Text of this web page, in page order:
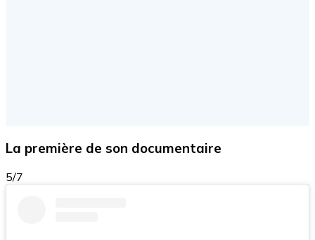
La première de son documentaire
5/7